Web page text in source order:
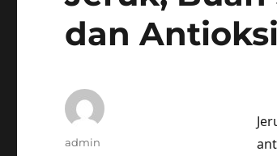
dan
Author
admin